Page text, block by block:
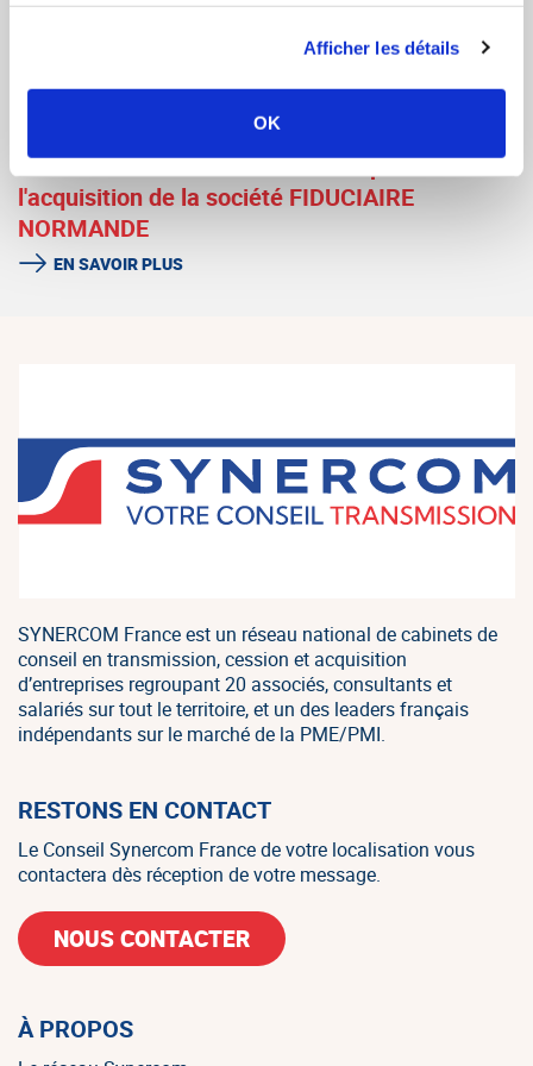
Afficher les détails
OK
NORMANDIE conseille la reprise de la société
EN SAVOIR PLUS
SYNERCOM FRANCE ILE DE FRANCE conseille
la société CHRISTAL EXPERTISE pour
l'acquisition de la société FIDUCIAIRE
NORMANDE
EN SAVOIR PLUS
SYNERCOM France est un réseau national de cabinets de
conseil en transmission, cession et acquisition
d’entreprises regroupant 20 associés, consultants et
salariés sur tout le territoire, et un des leaders français
indépendants sur le marché de la PME/PMI.
RESTONS EN CONTACT
Le Conseil Synercom France de votre localisation vous
contactera dès réception de votre message.
NOUS CONTACTER
À PROPOS